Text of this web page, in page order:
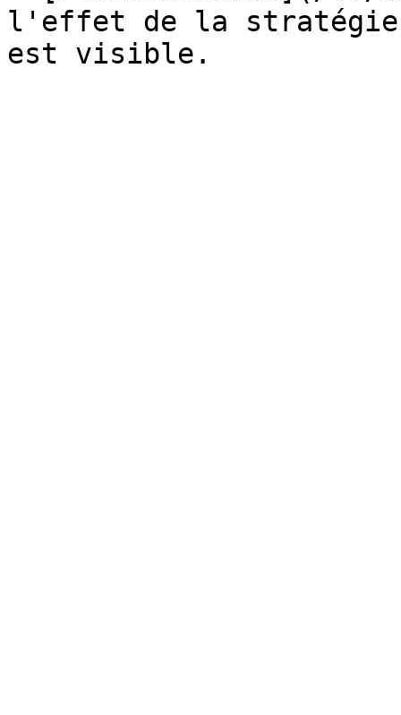
l'effet de la stratégie